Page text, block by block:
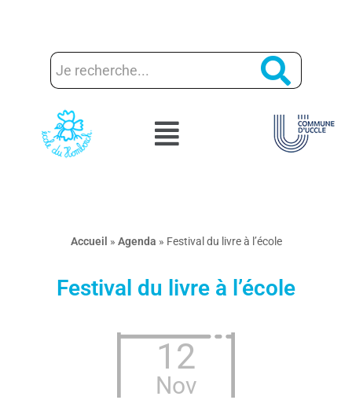
contenu
Accueil » Agenda » Festival du livre à l’école
Festival du livre à l’école
12
Nov